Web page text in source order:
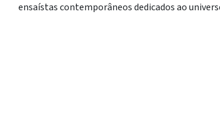
ensaístas contemporâneos dedicados ao